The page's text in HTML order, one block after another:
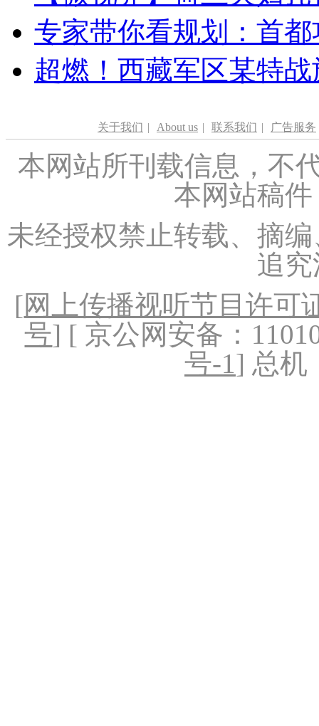
专家带你看规划：首
超燃！西藏军区某特
关于我们 | About us | 联系我们 | 广告服务
本网站所刊载信息，不
本网站稿
未经授权禁止转载、摘
追
[网上传播视听节目许可
号] [ 京公网安备：
号-1] 总机